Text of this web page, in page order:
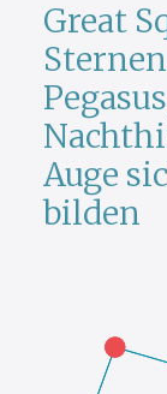
Great
Auge
bilden